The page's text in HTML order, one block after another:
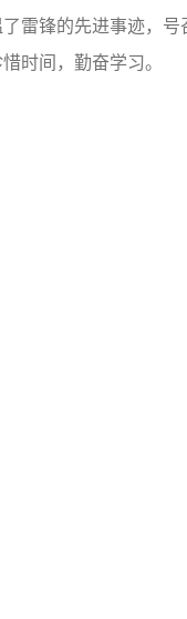
雷锋的先进事迹，
时间，勤奋学习。